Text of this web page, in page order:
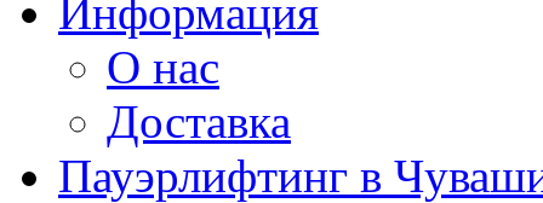
Информация
О нас
Доставка
Пауэрлифтинг в